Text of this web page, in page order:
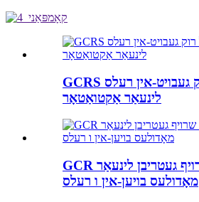
GCRS סעריע טאָפּל רוק געבויט-אין רעלס
לינעאַר אַקטואַטאָר
GCR סעריע פּילקע שרויף געטריבן לינעאַר
מאָדולעס בויען-אין ו רעלס